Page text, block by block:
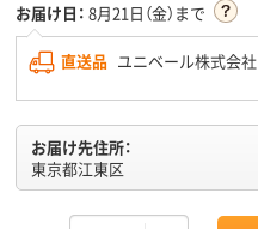
お届け日： 8月21日（金）まで
直送品 ユニベール株式会社
お届け先住所：
東京都江東区